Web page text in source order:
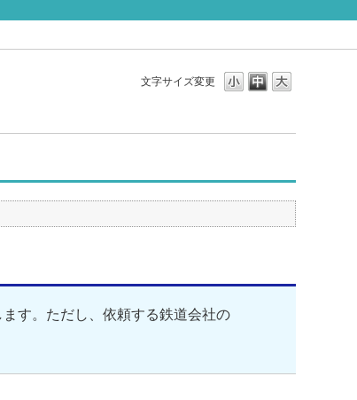
文字サイズ変更
す。ただし、依頼する鉄道会社の